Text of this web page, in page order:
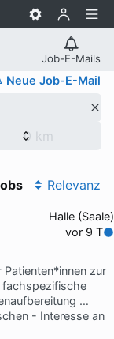
Job-E-Mails
Neue Job-E-Mail
Relevanz
Halle (Saale)
vor 9 T
zur
fachspezifische
…
- Interesse an